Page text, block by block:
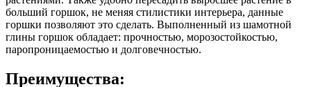
больший горшок, не меняя стилистики интерьера, данные
горшки позволяют это сделать. Выполненный из шамотной
глины горшок обладает: прочностью, морозостойкостью,
паропроницаемостью и долговечностью.
Преимущества: